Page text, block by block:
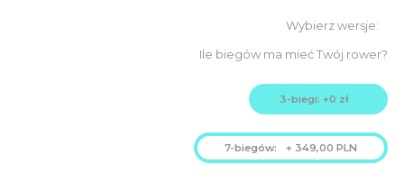
Ile biegów ma mieć Twój rower?
3-biegi: +0 zł
7-biegów: + 349,00 PLN